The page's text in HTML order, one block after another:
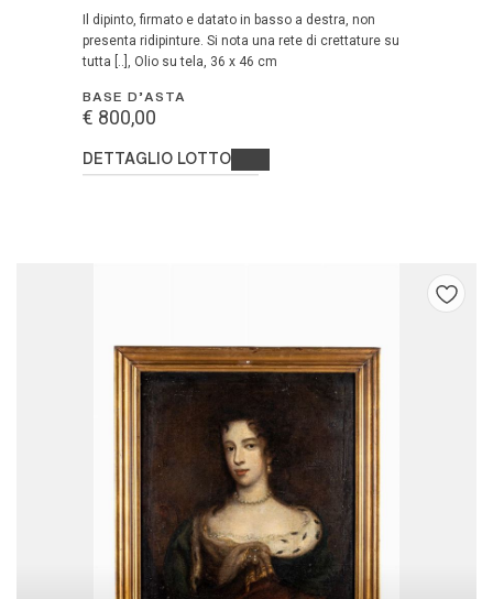
presenta ridipinture. Si nota una rete di crettature su
tutta [..], Olio su tela, 36 x 46 cm
BASE D'ASTA
€ 800,00
DETTAGLIO LOTTO